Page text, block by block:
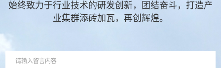
始终致力于行业技术的研发创新，团结奋斗，打造产
业集群添砖加瓦，再创辉煌。